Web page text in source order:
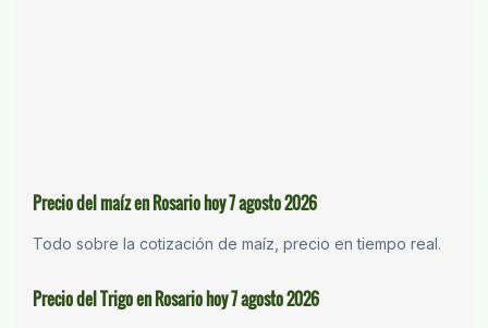
Precio del maíz en Rosario hoy 7 agosto 2026
Todo sobre la cotización de maíz, precio en tiempo real.
Precio del Trigo en Rosario hoy 7 agosto 2026